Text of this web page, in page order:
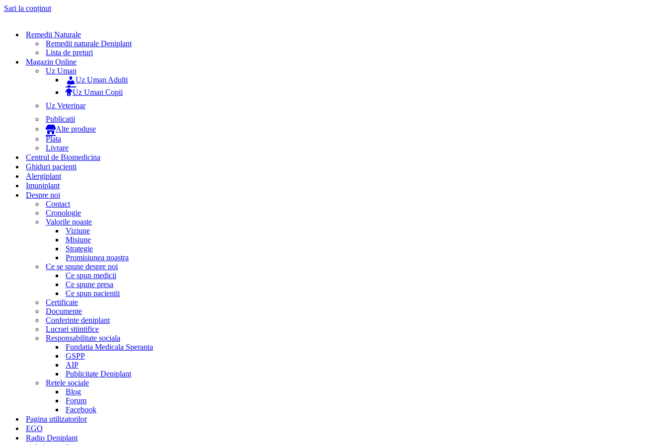
Sari la conținut
Remedii Naturale
Remedii naturale Deniplant
Lista de preturi
Magazin Online
Uz Uman
Uz Uman Adulti
Uz Uman Copii
Uz Veterinar
Publicatii
Alte produse
Plata
Livrare
Centrul de Biomedicina
Ghiduri pacienti
Alergiplant
Imuniplant
Despre noi
Contact
Cronologie
Valorile noaste
Viziune
Misiune
Strategie
Promisiunea noastra
Ce se spune despre noi
Ce spun medicii
Ce spune presa
Ce spun pacientii
Certificate
Documente
Conferinte deniplant
Lucrari stiintifice
Responsabilitate sociala
Fundatia Medicala Speranta
GSPP
AIP
Publicitate Deniplant
Retele sociale
Blog
Forum
Facebook
Pagina utilizatorilor
EGO
Radio Deniplant